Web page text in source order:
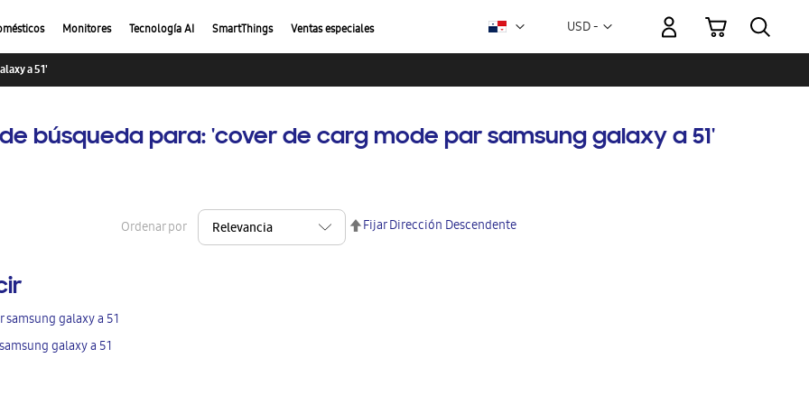
Monitores Tecnología AI SmartThings Ventas especiales Moneda
USD -
Mi carrito
a 51'
búsqueda para: 'cover de carg mode par samsung galaxy a 51'
Ordenar por
Fijar Dirección Descendente
galaxy a 51
galaxy a 51